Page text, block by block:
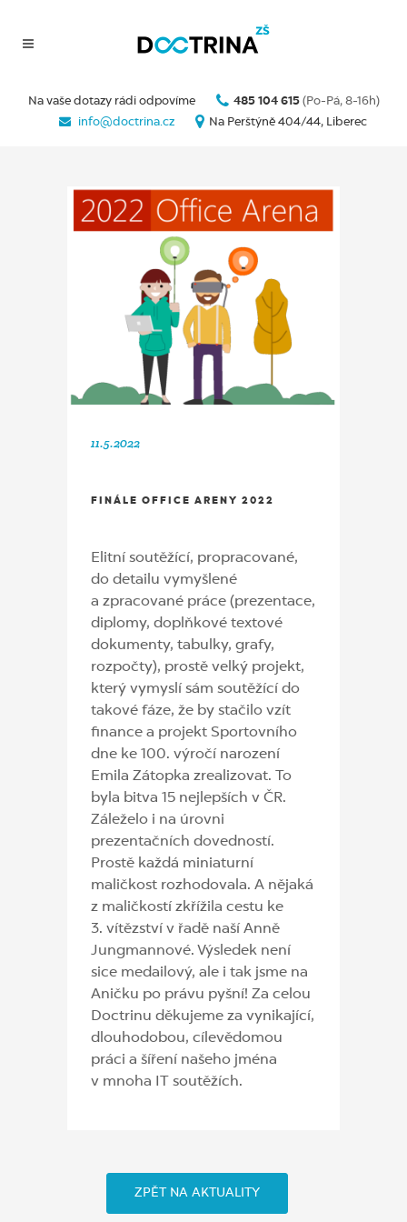
Na vaše dotazy rádi odpovíme 485 104 615 (Po-Pá, 8-16h)
info@doctrina.cz
Na Perštýně 404/44, Liberec
11.5.2022
FINÁLE OFFICE ARENY 2022
Elitní soutěžící, propracované,
do detailu vymyšlené
a zpracované práce (prezentace,
diplomy, doplňkové textové
dokumenty, tabulky, grafy,
rozpočty), prostě velký projekt,
který vymyslí sám soutěžící do
takové fáze, že by stačilo vzít
finance a projekt Sportovního
dne ke 100. výročí narození
Emila Zátopka zrealizovat. To
byla bitva 15 nejlepších v ČR.
Záleželo i na úrovni
prezentačních dovedností.
Prostě každá miniaturní
maličkost rozhodovala. A nějaká
z maličkostí zkřížila cestu ke
3. vítězství v řadě naší Anně
Jungmannové. Výsledek není
sice medailový, ale i tak jsme na
Aničku po právu pyšní! Za celou
Doctrinu děkujeme za vynikající,
dlouhodobou, cílevědomou
práci a šíření našeho jména
v mnoha IT soutěžích.
ZPĚT NA AKTUALITY